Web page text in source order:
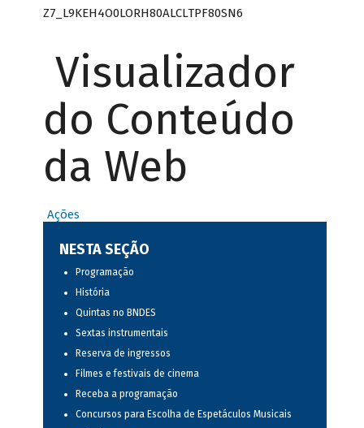
Z7_L9KEH4O0LORH80ALCLTPF80SN6
Visualizador
do Conteúdo
da Web
Ações
NESTA SEÇÃO
Programação
História
Quintas no BNDES
Sextas instrumentais
Reserva de ingressos
Filmes e festivais de cinema
Receba a programação
Concursos para Escolha de Espetáculos Musicais